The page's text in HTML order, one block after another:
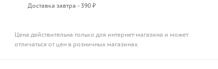
Доставка завтра - 390 ₽
Цена действительна только для интернет-магазина и может
отличаться от цен в розничных магазинах